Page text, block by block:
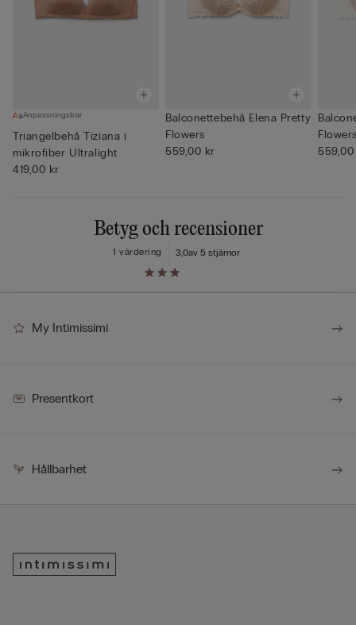
Anpassningsbar
Triangelbehå Tiziana i
mikrofiber Ultralight
419,00 kr
Balconettebehå Elena Pretty
Flowers
559,00 kr
Betyg och recensioner
3,0av 5 stjärnor
1 värdering
My Intimissimi
Presentkort
Hållbarhet